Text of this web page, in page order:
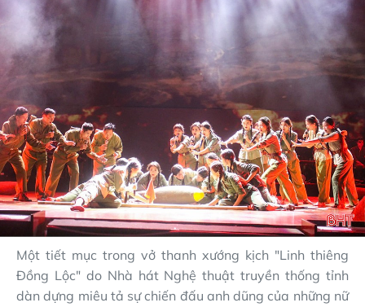
Một tiết mục trong vở thanh xướng kịch "Linh thiêng
Đồng Lộc" do Nhà hát Nghệ thuật truyền thống tỉnh
dàn dựng miêu tả sự chiến đấu anh dũng của những nữ